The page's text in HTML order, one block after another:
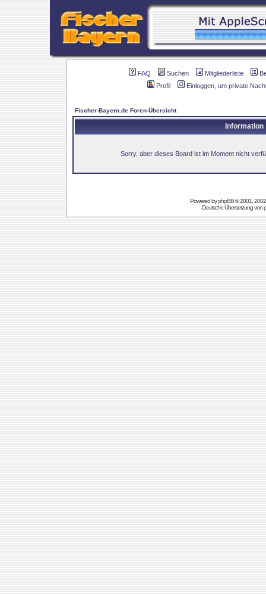
FAQ Suchen Mitgliederliste
Profil
Einloggen, um private
Fischer-Bayern.de Foren-Übersicht
Information
Sorry, aber dieses Board ist im Moment nicht
Powered byphpBB© 2001,
Deutsche Übersetzung von